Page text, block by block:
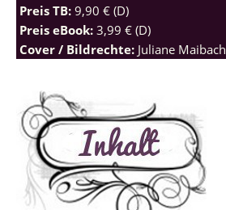
Preis TB: 9,90 € (D)
Preis eBook: 3,99 € (D)
Cover / Bildrechte: Juliane Maibach